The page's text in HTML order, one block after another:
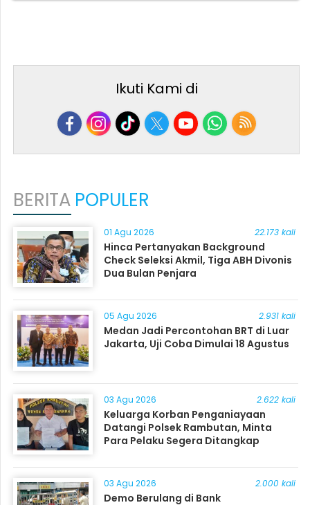
Ikuti Kami di
BERITA POPULER
01 Agu 2026 22.173 kali
Hinca Pertanyakan Background
Check Seleksi Akmil, Tiga ABH Divonis
Dua Bulan Penjara
05 Agu 2026 2.931 kali
Medan Jadi Percontohan BRT di Luar
Jakarta, Uji Coba Dimulai 18 Agustus
03 Agu 2026 2.622 kali
Keluarga Korban Penganiayaan
Datangi Polsek Rambutan, Minta
Para Pelaku Segera Ditangkap
03 Agu 2026 2.000 kali
Demo Berulang di Bank